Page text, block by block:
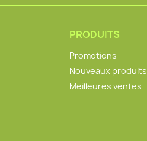
PRODUITS
Promotions
Nouveaux produits
Meilleures ventes